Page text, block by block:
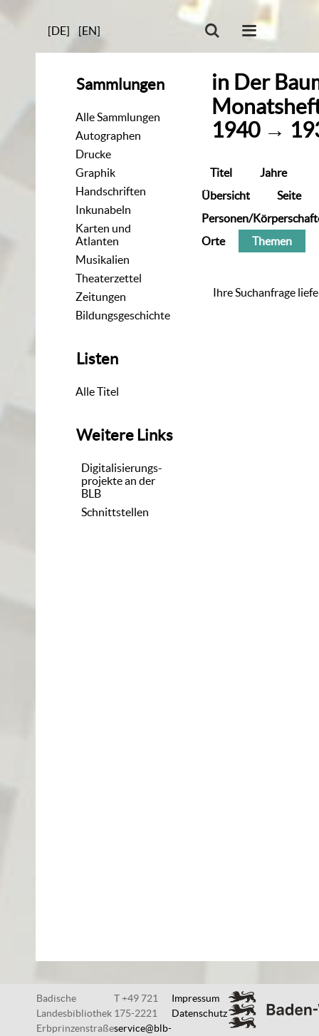
[DE] [EN]
Sammlungen
Alle Sammlungen
Autographen
Drucke
Graphik
Handschriften
Inkunabeln
Karten und
Atlanten
Musikalien
Theaterzettel
Zeitungen
Bildungsgeschichte
Listen
Alle Titel
Weitere Links
Digitalisierungs-
projekte an der
BLB
Schnittstellen
in Der
1940→
Titel
Jahre
Übersicht
Seite
Personen/
Orte
Themen
Ihre Suchanfrage
Badische
Landesbibliothek
Erbprinzenstraße
T +49 721
175-2221
service@blb-
Impressum
Datenschutz